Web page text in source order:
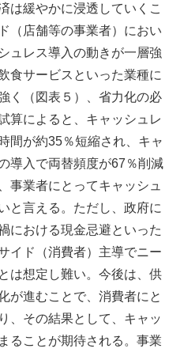
は緩やかに浸透していくこ
（店舗等の事業者）におい
ュレス導入の動きが一層強
食サービスといった業種に
く（図表５）、省力化の必
算によると、キャッシュレ
間が約35％短縮され、キャ
導入で両替頻度が67％削減
事業者にとってキャッシュ
と言える。ただし、政府に
における現金忌避といった
イド（消費者）主導でニー
は想定し難い。今後は、供
が進むことで、消費者にと
、その結果として、キャッ
ることが期待される。事業